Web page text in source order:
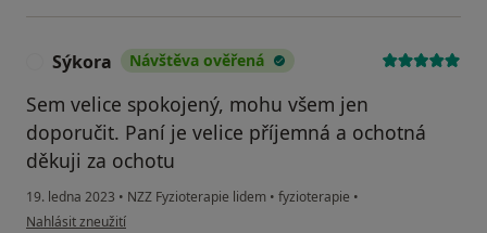
Sýkora Návštěva ověřená
Sem velice spokojený, mohu všem jen
doporučit. Paní je velice příjemná a ochotná
děkuji za ochotu
19. ledna 2023 • NZZ Fyzioterapie lidem • fyzioterapie •
podle názoru uživatele Sýkora
Nahlásit zneužití